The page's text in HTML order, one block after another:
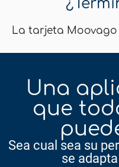
La tarjeta
Una
que
Sea cual sea su
se